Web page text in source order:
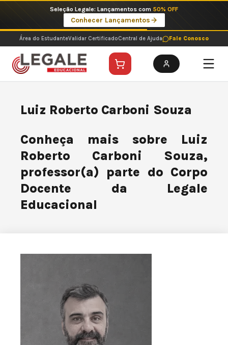
o
conteúdo
Seleção Legale: Lançamentos com 50% OFF
Conhecer Lançamentos
Área do EstudanteValidar CertificadoCentral de Ajuda Fale Conosco
Luiz Roberto Carboni Souza
Conheça mais sobre Luiz
Roberto Carboni Souza,
professor(a) parte do Corpo
Docente da Legale
Educacional